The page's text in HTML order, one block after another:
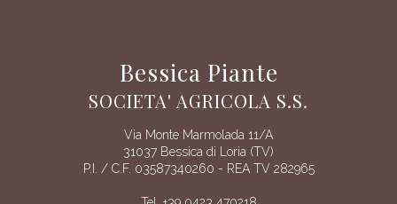
Bessica Piante
SOCIETA' AGRICOLA S.S.
Via Monte Marmolada 11/A
31037 Bessica di Loria (TV)
P.I. / C.F. 03587340260 - REA TV 282965